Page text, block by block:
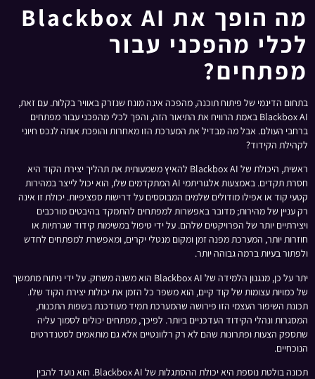
מה הופך את Blackbox AI
לכלי מהפכני עבור
מפתחים?
בתחום הדינמי של פיתוח תוכנה, מהפכה אינה מונח שנזרק באוויר בקלות. עם זאת,
Blackbox AI באמת הרוויח את התיאור הזה, והפך לכלי מהפכני עבור מפתחים
ברחבי העולם. אבל מה מבדיל את המערכת הזו מאחרות והופכת אותה לנכס חיוני
לקהילת הקידוד?
ראשית, היכולת של Blackbox AI להאיץ משמעותית את תהליך יצירת הקוד היא
חסרת תקדים. באמצעות אלגוריתמי AI המתקדמים שלו, הוא יכול לייצר במהירות
קטעי קוד או אפילו מודולים שלמים המבוססים על דרישות ספציפיות. יכולת זו אינה
רק עניין של מהירות; מדובר באפשרות למפתחים להתמקד בהיבטים מורכבים
ויצירתיים יותר של הפרויקטים שלהם. על ידי טיפול במשימות קידוד שגרתיות או
חוזרות יותר, המערכת מפנה זמן ומקום מנטלי יקרים, ומאפשרת למפתחים לחדש
ולפתור בעיות ברמה גבוהה יותר.
יתר על כן, מנגנון הלמידה של Blackbox AI הוא משנה משחק. על ידי ניתוח מתמשך
של כמויות עצומות של קוד קיים, הוא משפר כל הזמן את יכולות יצירת הקוד שלו.
תכונת השיפור העצמי הזו פירושה שהמערכת תמיד מעודכנת בשפות התכנות,
המסגרות ונהלי הקידוד העדכניים ביותר. לפיכך, מפתחים יכולים לסמוך עליה
שתספק הצעות ופתרונות שהם לא רק רלוונטיים אלא גם מותאמים לסטנדרטים
הנוכחיים.
תכונה בולטת נוספת היא יכולת ההסתגלות של Blackbox AI. הוא נועד להבין